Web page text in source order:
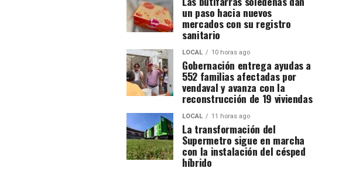
un paso hacia nuevos
mercados con su registro
sanitario
LOCAL 10 horas ago
Gobernación entrega ayudas a
552 familias afectadas por
vendaval y avanza con la
reconstrucción de 19 viviendas
LOCAL 11 horas ago
La transformación del
Supermetro sigue en marcha
con la instalación del césped
híbrido